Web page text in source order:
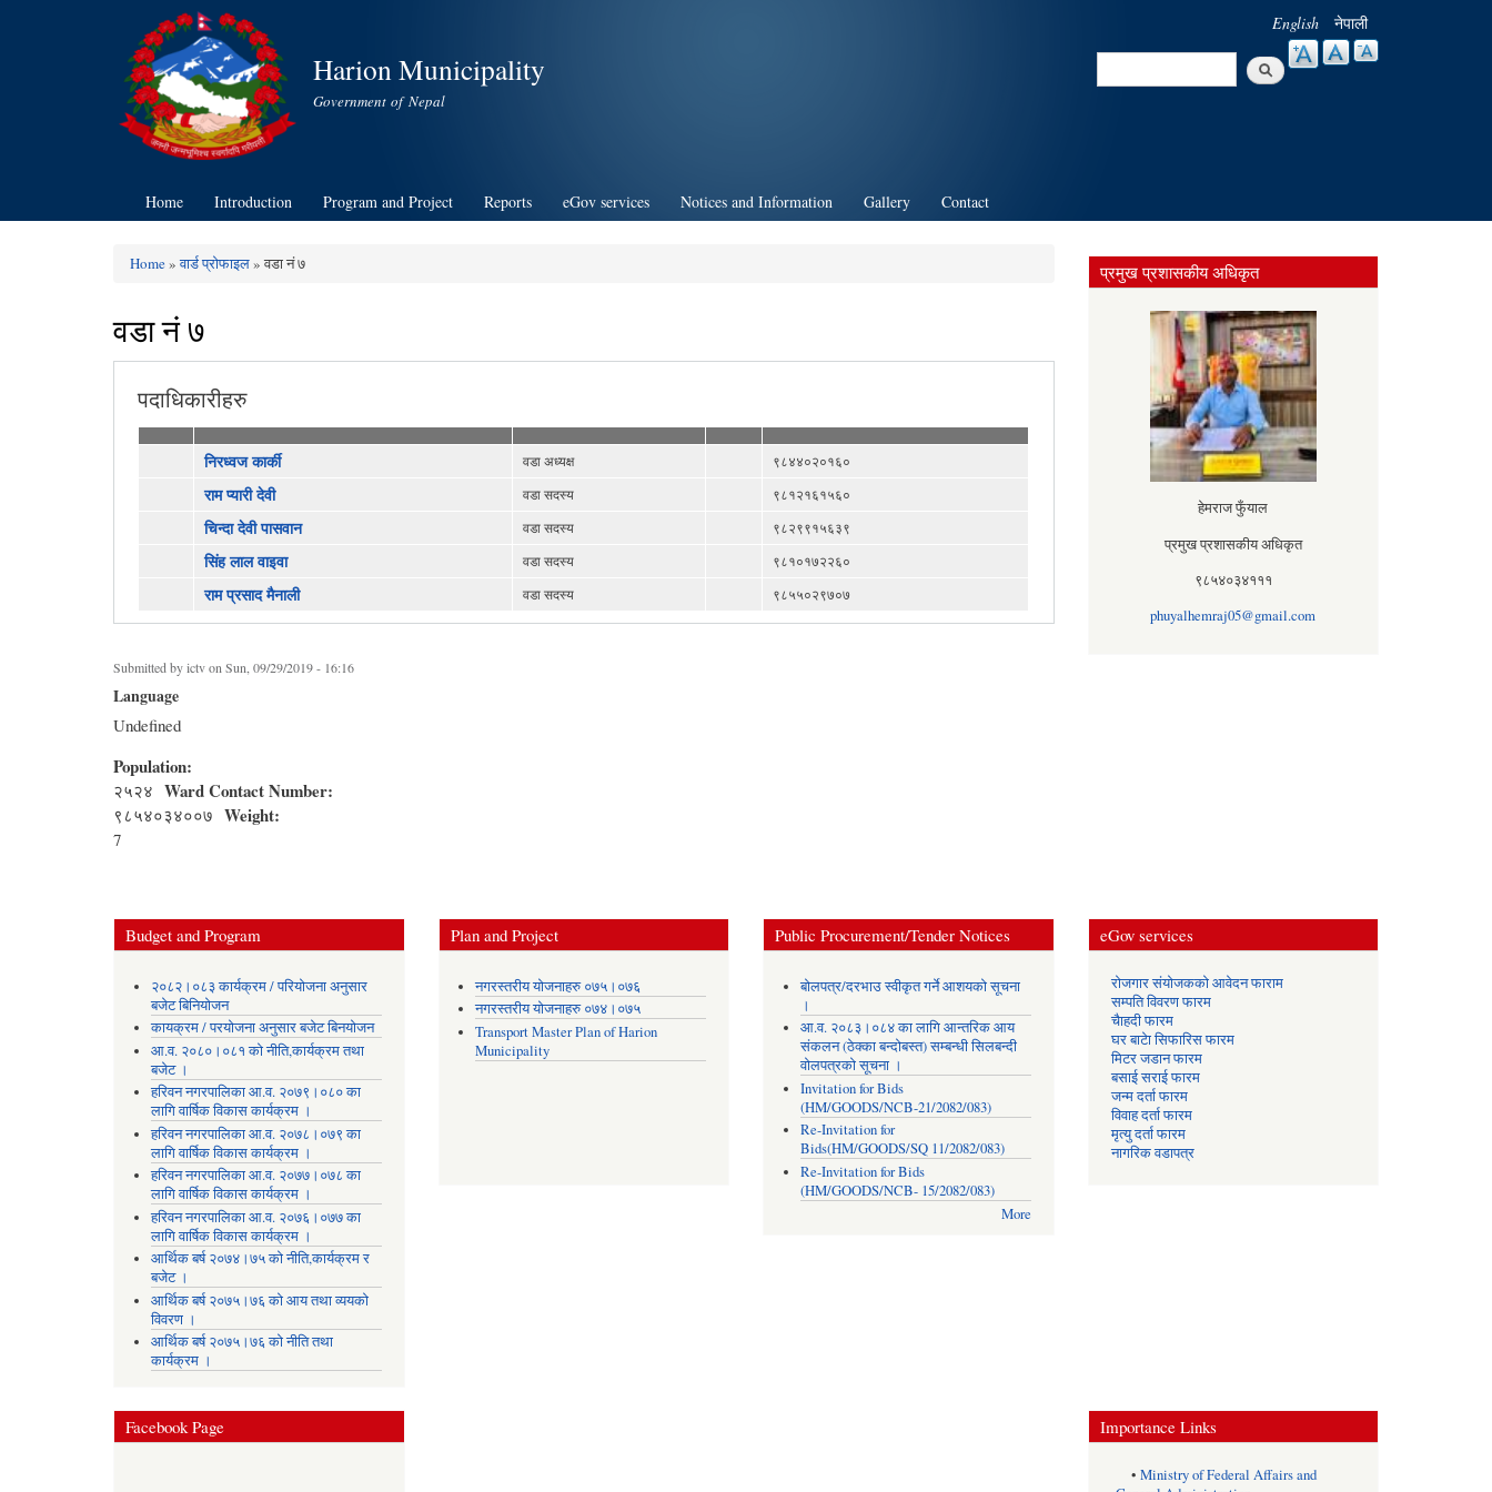
Harion Municipality
Government of Nepal
English नेपाली
Search
Home Introduction Program and Project Reports eGov services Notices and Information Gallery Contact
You are here
Home»वार्ड प्रोफाइल» वडा नं ७
वडा नं ७
पदाधिकारीहरु
निरध्वज कार्की वडा अध्यक्ष ९८४४०२०१६०
राम प्यारी देवी वडा सदस्य ९८१२१६१५६०
चिन्दा देवी पासवान वडा सदस्य ९८२९९१५६३९
सिंह लाल वाइवा वडा सदस्य ९८१०१७२२६०
राम प्रसाद मैनाली वडा सदस्य ९८५५०२९७०७
Submitted byictvon Sun, 09/29/2019 - 16:16
Language
Undefined
Population:
२५२४ Ward Contact Number:
९८५४०३४००७ Weight:
7
प्रमुख प्रशासकीय अधिकृत
हेमराज फुँयाल
प्रमुख प्रशासकीय अधिकृत
९८५४०३४१११
phuyalhemraj05@gmail.com
Budget and Program
२०८२।०८३ कार्यक्रम / परियोजना अनुसार
बजेट बिनियोजन
कायक्रम / परयोजना अनुसार बजेट बिनयोजन
आ.व. २०८०।०८१ को नीति,कार्यक्रम तथा
बजेट ।
हरिवन नगरपालिका आ‍.व. २०७९।०८० का
लागि वार्षिक विकास कार्यक्रम ।
हरिवन नगरपालिका आ‍.व. २०७८।०७९ का
लागि वार्षिक विकास कार्यक्रम ।
हरिवन नगरपालिका आ‍.व. २०७७।०७८ का
लागि वार्षिक विकास कार्यक्रम ।
हरिवन नगरपालिका आ‍.व. २०७६।०७७ का
लागि वार्षिक विकास कार्यक्रम ।
आर्थिक बर्ष २०७४।७५ को नीति,कार्यक्रम र
बजेट ।
आर्थिक बर्ष २०७५।७६ को आय तथा व्ययकाे
विवरण ।
आर्थिक बर्ष २०७५।७६ को नीति तथा
कार्यक्रम ।
Plan and Project
नगरस्तरीय योजनाहरु ०७५।०७६
नगरस्तरीय योजनाहरु ०७४।०७५
Transport Master Plan of Harion
Municipality
Public Procurement/Tender Notices
बोलपत्र/दरभाउ स्वीकृत गर्ने आशयको सूचना
।
आ.व. २०८३।०८४ का लागि आन्तरिक आय
संकलन (ठेक्का बन्दोबस्त) सम्बन्धी सिलबन्दी
वोलपत्रको सूचना ।
Invitation for Bids
(HM/GOODS/NCB-21/2082/083)
Re-Invitation for
Bids(HM/GOODS/SQ 11/2082/083)
Re-Invitation for Bids
(HM/GOODS/NCB- 15/2082/083)
More
eGov services
रोजगार संयोजकको आवेदन फाराम
सम्पति विवरण फारम
चैाहदी फारम
घर बाटेा सिफारिस फारम
मिटर जडान फारम
बसाई सराई फारम
जन्म दर्ता फारम
विवाह दर्ता फारम
मृत्यु दर्ता फारम
नागरिक वडापत्र
Facebook Page Importance Links
• Ministry of Federal Affairs and